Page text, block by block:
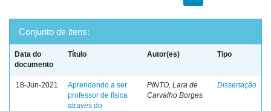
Conjunto de itens:
Data do
documento
Título Autor(es) Tipo
18-Jun-2021
Aprendendo a ser
professor de física
através do
PINTO, Lara de
Carvalho Borges
Dissertação